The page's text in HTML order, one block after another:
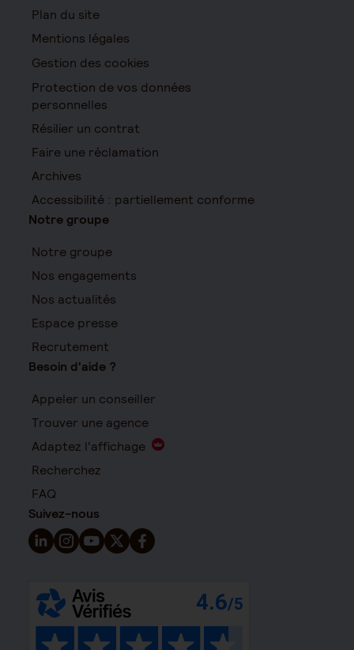
Plan du site
Mentions légales
Gestion des cookies
Protection de vos données
personnelles
Résilier un contrat
Faire une réclamation
Archives
Accessibilité : partiellement conforme
Notre groupe
Notre groupe
Nos engagements
Nos actualités
Espace presse
Recrutement
Besoin d'aide ?
Appeler un conseiller
Trouver une agence
Adaptez l'affichage
Recherchez
FAQ
Suivez-nous
Suivez-nous sur LinkedIn - Nouvelle fenêtre
Suivez-nous sur Instagram - Nouvelle fenêtre
Suivez-nous sur YouTube - Nouvelle fenêtre
Suivez-nous sur X - Nouvelle fenêtre
Suivez-nous sur Facebook - Nouvelle